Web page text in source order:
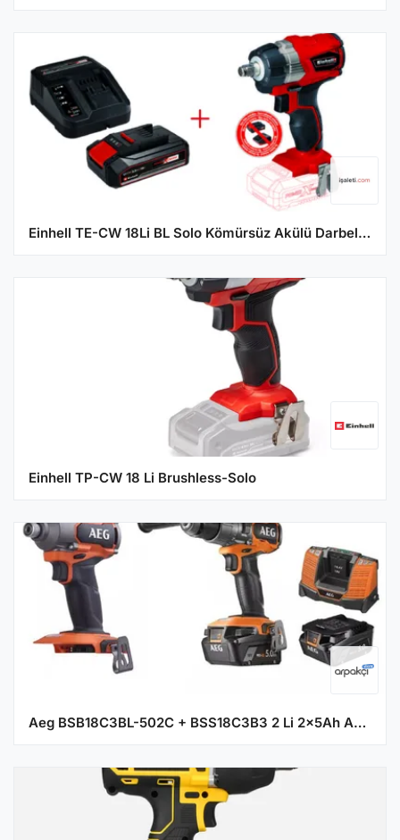
Einhell TE-CW 18Li BL Solo Kömürsüz Akülü Darbeli Somun Sıkma ve 2,5 Ah Starter Kit
Einhell TP-CW 18 Li Brushless-Solo
Aeg BSB18C3BL-502C + BSS18C3B3 2 Li 2x5Ah Akülü Vidalama Seti